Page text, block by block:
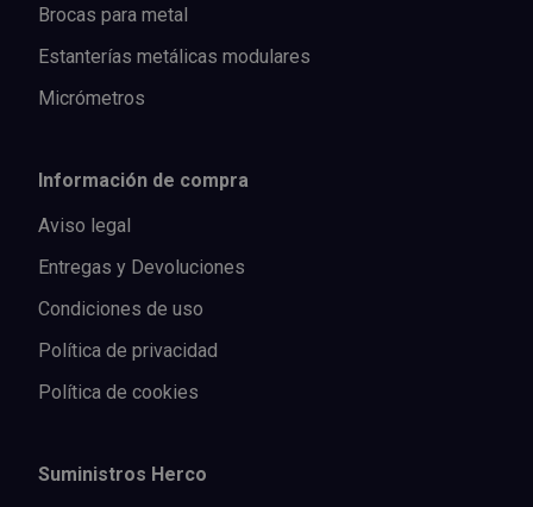
Brocas para metal
Estanterías metálicas modulares
Micrómetros
Información de compra
Aviso legal
Entregas y Devoluciones
Condiciones de uso
Política de privacidad
Política de cookies
Suministros Herco